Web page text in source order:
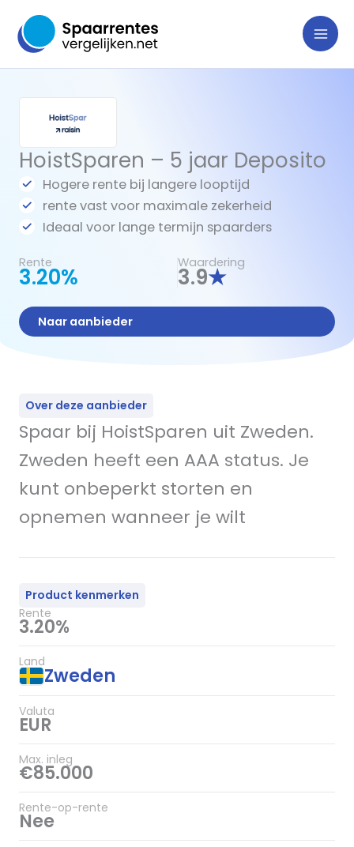
naar
inhoud
HoistSparen – 5 jaar Deposito
Hogere rente bij langere looptijd
rente vast voor maximale zekerheid
Ideaal voor lange termijn spaarders
Rente
3.20%
Waardering
3.9★
Naar aanbieder
Over deze aanbieder
Spaar bij HoistSparen uit Zweden.
Zweden heeft een AAA status. Je
kunt onbeperkt storten en
opnemen wanneer je wilt
Product kenmerken
Rente
3.20%
Land
Zweden
Valuta
EUR
Max. inleg
€85.000
Rente-op-rente
Nee